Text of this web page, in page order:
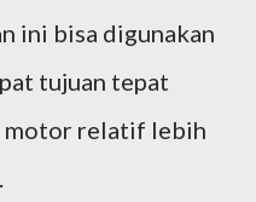
ini bisa digunakan
tujuan tepat
motor relatif lebih